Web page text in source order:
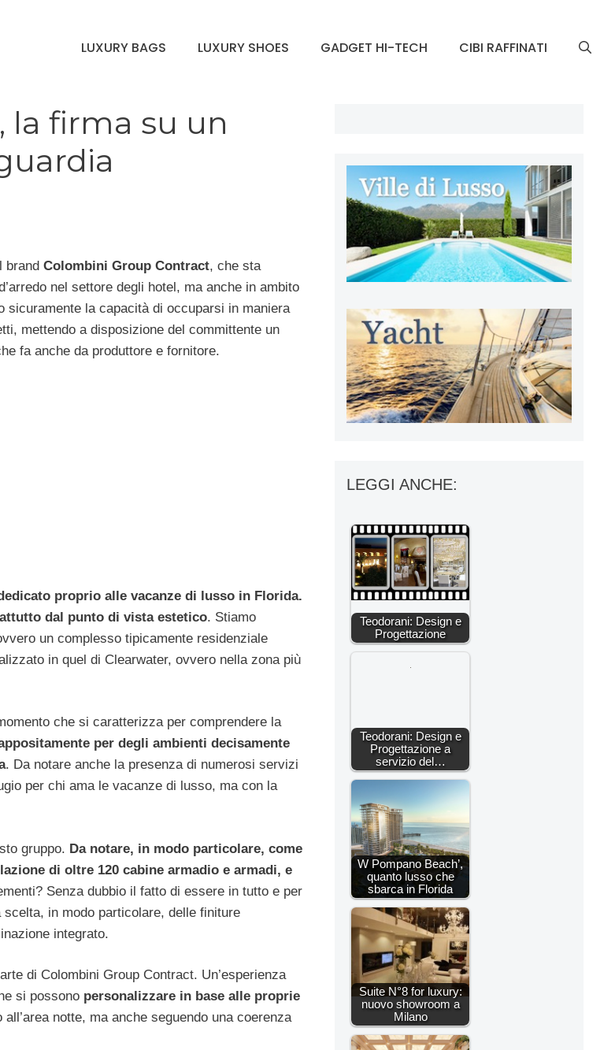
LUXURY BAGS LUXURY SHOES GADGET HI-TECH CIBI RAFFINATI
la firma su un
brand Colombini Group Contract, che sta
nel settore degli hotel, ma anche in ambito
sicuramente la capacità di occuparsi in maniera
mettendo a disposizione del committente un
fa anche da produttore e fornitore.
proprio alle vacanze di lusso in Florida.
dal punto di vista estetico. Stiamo
un complesso tipicamente residenziale
in quel di Clearwater, ovvero nella zona più
che si caratterizza per comprendere la
per degli ambienti decisamente
. Da notare anche la presenza di numerosi servizi
per chi ama le vacanze di lusso, ma con la
gruppo. Da notare, in modo particolare, come
di oltre 120 cabine armadio e armadi, e
Senza dubbio il fatto di essere in tutto e per
in modo particolare, delle finiture
integrato.
di Colombini Group Contract. Un’esperienza
si possono personalizzare in base alle proprie
notte, ma anche seguendo una coerenza
LEGGI ANCHE:
Teodorani: Design e
Progettazione
Teodorani: Design e
Progettazione a
servizio del…
W Pompano Beach’,
quanto lusso che
sbarca in Florida
Suite N°8 for luxury:
nuovo showroom a
Milano